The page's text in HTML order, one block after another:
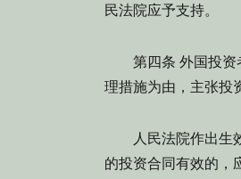
民法院应予支持。
第四条 外国投资者
理措施为由，主张投
人民法院作出生效
的投资合同有效的，